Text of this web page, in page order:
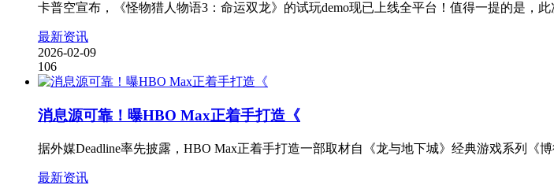
卡普空宣布，《怪物猎人物语3：命运双龙》的试玩demo现已上线全平台！值得一提的是，
最新资讯
2026-02-09
106
消息源可靠！曝HBO Max正着手打造《
据外媒Deadline率先披露，HBO Max正着手打造一部取材自《龙与地下城》经典游戏系列《
最新资讯